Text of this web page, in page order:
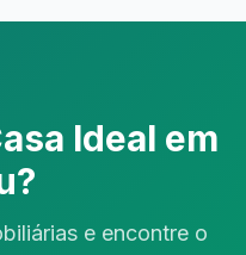
Ideal em
e encontre o